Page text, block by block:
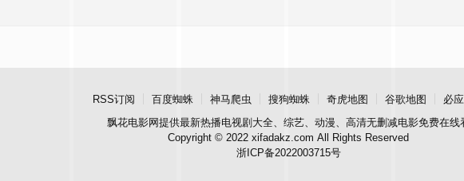
RSS订阅 百度蜘蛛 神马爬虫 搜狗蜘蛛 奇虎地图 谷歌地图
必
飘花电影网提供最新热播电视剧大全、综艺、动漫、高清无删减电影免费在线
Copyright © 2022 xifadakz.com All Rights Reserved
浙ICP备2022003715号